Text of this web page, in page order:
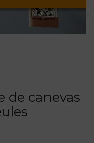
de canevas